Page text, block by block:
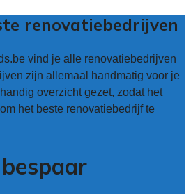
renovatiebedrijven
vind je alle renovatiebedrijven
zijn allemaal handmatig voor je
overzicht gezet, zodat het
het beste renovatiebedrijf te